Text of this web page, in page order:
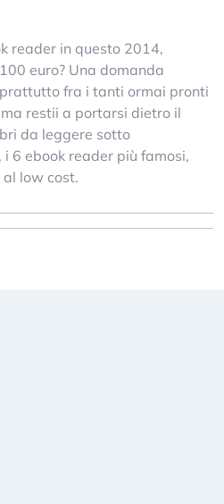
reader in questo 2014,
euro? Una domanda
fra i tanti ormai pronti
restii a portarsi dietro il
da leggere sotto
i 6 ebook reader più famosi,
low cost.